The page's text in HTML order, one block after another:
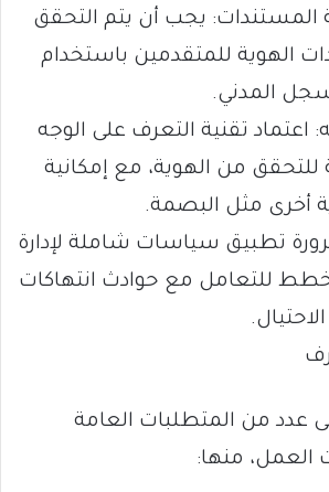
يجب أن يتم التحقق
الهوية للمتقدمين باستخدام
المدني.
اعتماد تقنية التعرف على الوجه
من الهوية، مع إمكانية
أخرى مثل البصمة.
تطبيق سياسات شاملة لإدارة
خطط للتعامل مع حوادث انتهاكات
عدد من المتطلبات العامة
منها: